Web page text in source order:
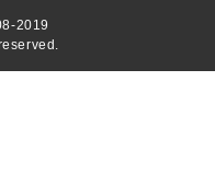
2019